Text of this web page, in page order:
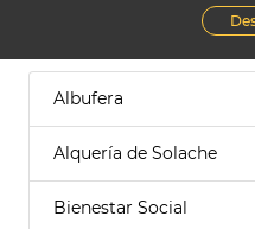
Albufera
Alquería de Solache
Bienestar Social